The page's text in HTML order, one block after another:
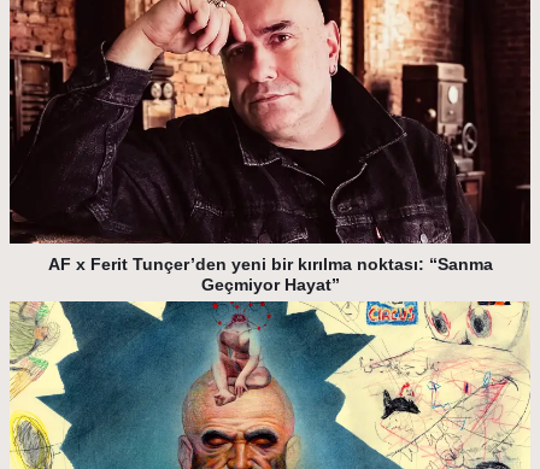
AF x Ferit Tunçer’den yeni bir kırılma noktası: “Sanma
Geçmiyor Hayat”